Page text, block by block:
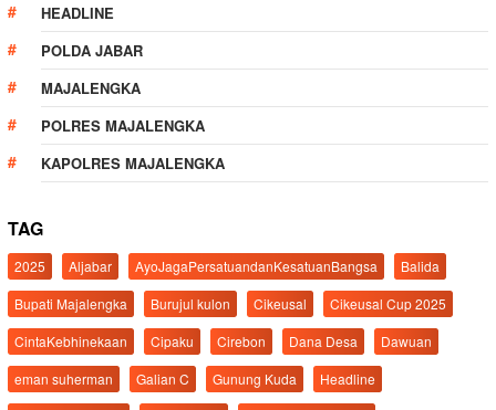
HEADLINE
POLDA JABAR
MAJALENGKA
POLRES MAJALENGKA
KAPOLRES MAJALENGKA
TAG
2025 Aljabar AyoJagaPersatuandanKesatuanBangsa
Balida
Bupati Majalengka
Burujul kulon Cikeusal
Cikeusal Cup 2025
CintaKebhinekaan
Cipaku Cirebon Dana Desa
Dawuan
eman suherman
Galian C Gunung Kuda
Headline